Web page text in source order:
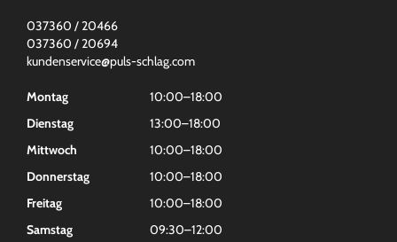
037360 / 20466
037360 / 20694
kundenservice@puls-schlag.com
Montag
10:00–18:00
Dienstag
13:00–18:00
Mittwoch
10:00–18:00
Donnerstag
10:00–18:00
Freitag
10:00–18:00
Samstag
09:30–12:00